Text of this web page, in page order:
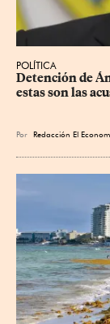
POLÍTICA
Detención de
estas son las
Por Redacción El